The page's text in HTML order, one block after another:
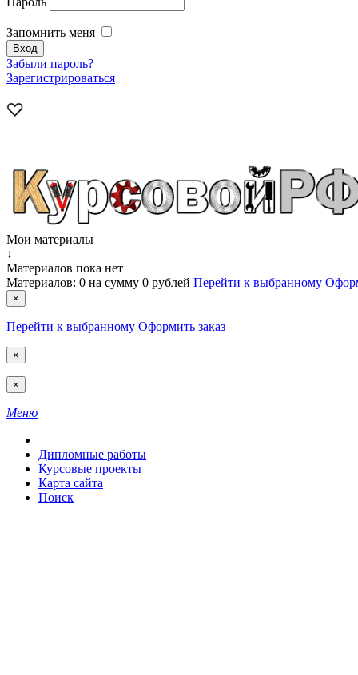
Запомнить меня
Забыли пароль?
Зарегистрироваться
Мои материалы
↓
Материалов пока нет
Материалов: 0 на сумму 0 рублей Перейти к выбранному
×
Перейти к выбранному Оформить заказ
×
×
Меню
Дипломные работы
Курсовые проекты
Карта сайта
Поиск